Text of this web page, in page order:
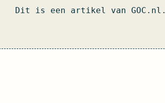
Dit is een artikel van GOC.nl.